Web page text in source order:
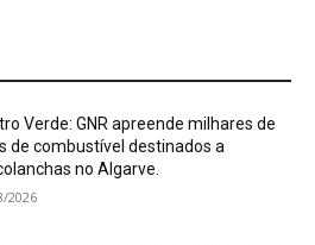
Verde: GNR apreende milhares de
de combustível destinados a
no Algarve.
2026